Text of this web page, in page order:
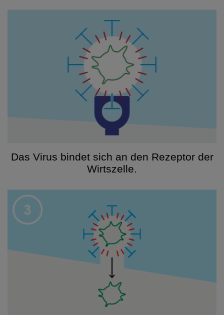
Das Virus bindet sich an den Rezeptor der
Wirtszelle.